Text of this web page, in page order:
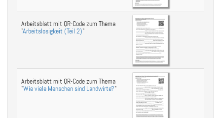
Arbeitsblatt mit QR-Code zum Thema
"Arbeitslosigkeit (Teil 2)"
Arbeitsblatt mit QR-Code zum Thema
"Wie viele Menschen sind Landwirte?"